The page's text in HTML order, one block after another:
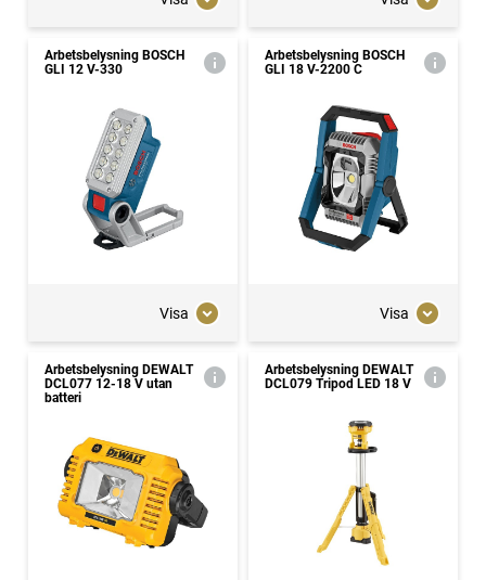
Arbetsbelysning BOSCH
GLI 12 V-330
Visa
Arbetsbelysning BOSCH
GLI 18 V-2200 C
Visa
Arbetsbelysning DEWALT
DCL077 12-18 V utan
batteri
Arbetsbelysning DEWALT
DCL079 Tripod LED 18 V